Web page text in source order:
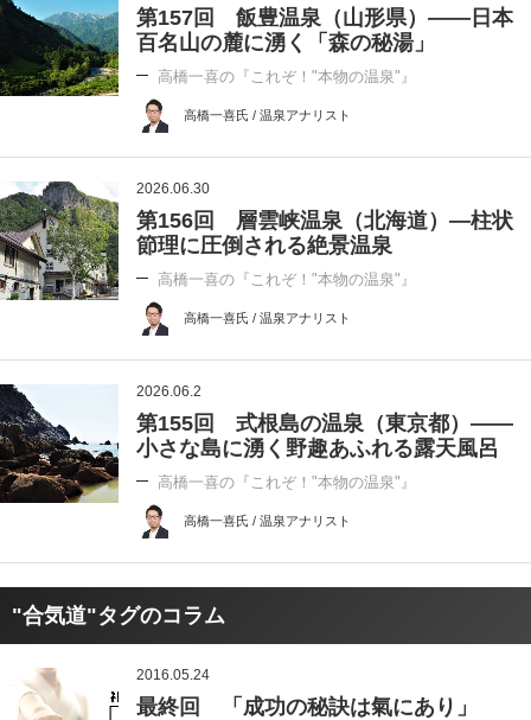
第157回 飯豊温泉（山形県）――日本
百名山の麓に湧く「森の秘湯」
高橋一喜の『これぞ！"本物の温泉"』
高橋一喜氏 / 温泉アナリスト
2026.06.30
第156回 層雲峡温泉（北海道）―柱状
節理に圧倒される絶景温泉
高橋一喜の『これぞ！"本物の温泉"』
高橋一喜氏 / 温泉アナリスト
2026.06.2
第155回 式根島の温泉（東京都）――
小さな島に湧く野趣あふれる露天風呂
高橋一喜の『これぞ！"本物の温泉"』
高橋一喜氏 / 温泉アナリスト
"合気道"タグのコラム
2016.05.24
最終回 「成功の秘訣は氣にあり」